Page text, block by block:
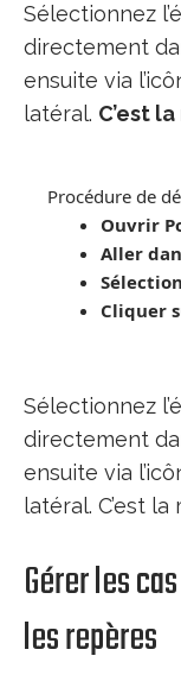
Sélectionnez
directement
ensuite via
latéral. C’est
Procédure de
Ouvrir
Aller
Cliquer
Sélectionnez
directement
ensuite via
latéral. C’est
Gérer les
les repères